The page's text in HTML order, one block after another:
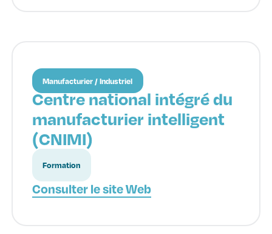
Manufacturier / Industriel
Centre national intégré du
manufacturier intelligent
(CNIMI)
Formation
Consulter le site Web